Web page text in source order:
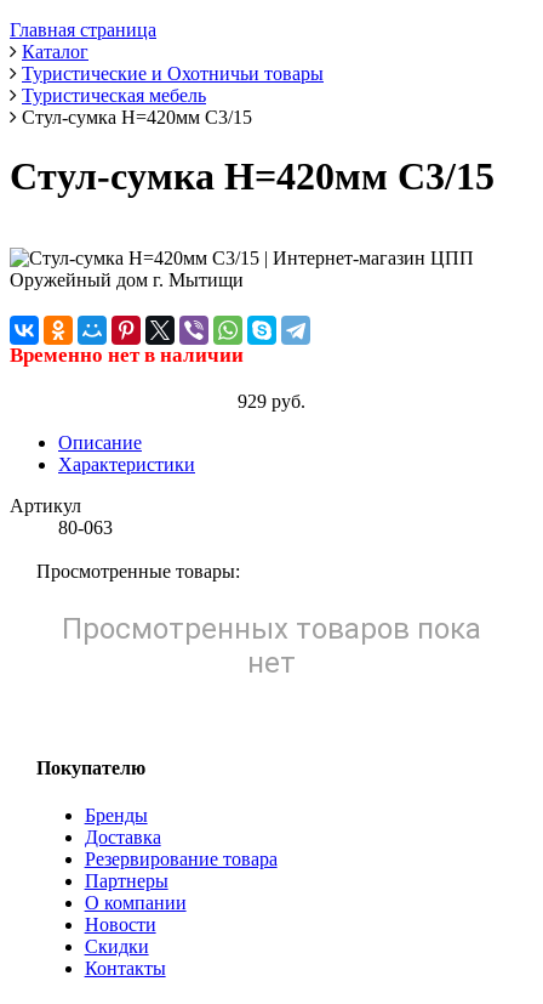
Главная страница
Каталог
Туристические и Охотничьи товары
Туристическая мебель
Стул-сумка Н=420мм С3/15
Стул-сумка Н=420мм С3/15
Временно нет в наличии
929 руб.
Описание
Характеристики
Артикул
80-063
Просмотренные товары:
Просмотренных товаров пока
нет
Покупателю
Бренды
Доставка
Резервирование товара
Партнеры
О компании
Новости
Скидки
Контакты